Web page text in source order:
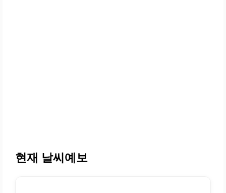
현재 날씨예보